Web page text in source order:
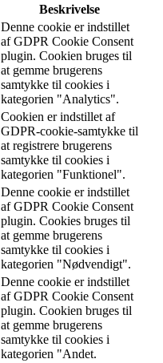
Beskrivelse
Denne cookie er indstillet
af GDPR Cookie Consent
plugin. Cookien bruges til
at gemme brugerens
samtykke til cookies i
kategorien "Analytics".
Cookien er indstillet af
GDPR-cookie-samtykke til
at registrere brugerens
samtykke til cookies i
kategorien "Funktionel".
Denne cookie er indstillet
af GDPR Cookie Consent
plugin. Cookies bruges til
at gemme brugerens
samtykke til cookies i
kategorien "Nødvendigt".
Denne cookie er indstillet
af GDPR Cookie Consent
plugin. Cookien bruges til
at gemme brugerens
samtykke til cookies i
kategorien "Andet.